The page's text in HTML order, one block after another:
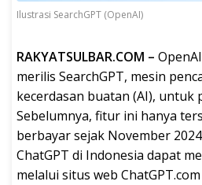
Ilustrasi SearchGPT (OpenAI)
RAKYATSULBAR.COM –
merilis SearchGPT, mesin
kecerdasan buatan (AI), untuk
Sebelumnya, fitur ini hanya
berbayar sejak November
ChatGPT di Indonesia dapat
melalui situs web